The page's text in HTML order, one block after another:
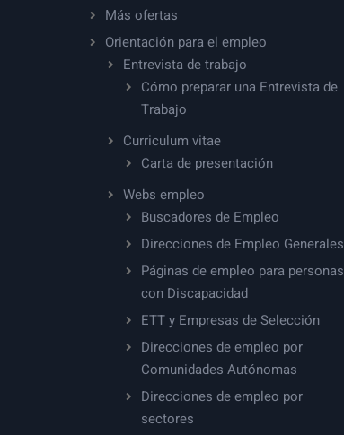
Más ofertas
Orientación para el empleo
Entrevista de trabajo
Cómo preparar una Entrevista de
Trabajo
Curriculum vitae
Carta de presentación
Webs empleo
Buscadores de Empleo
Direcciones de Empleo Generales
Páginas de empleo para personas
con Discapacidad
ETT y Empresas de Selección
Direcciones de empleo por
Comunidades Autónomas
Direcciones de empleo por
sectores